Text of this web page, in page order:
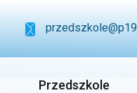
Przedszkole